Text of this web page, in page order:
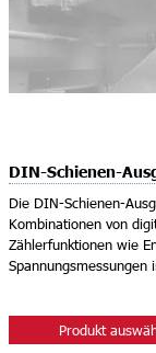
DIN-Schienen-
Die DIN-Schienen-
Kombinationen von
Zählerfunktionen wie
Spannungsmessungen
Produkt